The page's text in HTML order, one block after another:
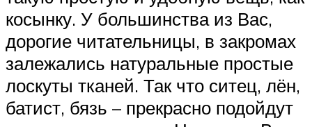
косынку. У большинства из Вас,
дорогие читательницы, в закромах
залежались натуральные простые
лоскуты тканей. Так что ситец, лён,
батист, бязь – прекрасно подойдут